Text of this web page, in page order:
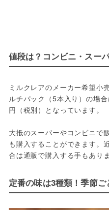
値段は？コンビニ・スー
ミルクレアのメーカー希望小
ルチパック（5本入り）の場
円（税別）となっています。
大抵のスーパーやコンビニで
も購入することができます。
合は通販で購入する手もありま
定番の味は3種類！季節ご